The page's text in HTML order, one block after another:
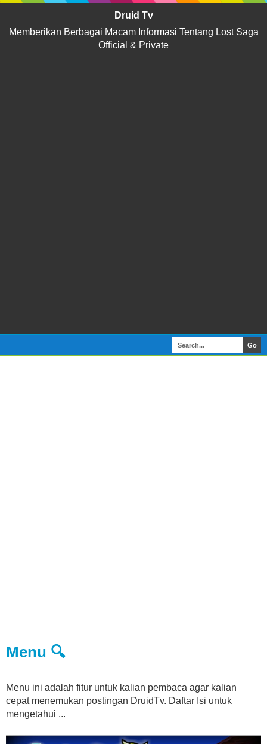
Druid Tv
Memberikan Berbagai Macam Informasi Tentang Lost Saga
Official & Private
Menu 🔍
Menu ini adalah fitur untuk kalian pembaca agar kalian
cepat menemukan postingan DruidTv. Daftar Isi untuk
mengetahui ...